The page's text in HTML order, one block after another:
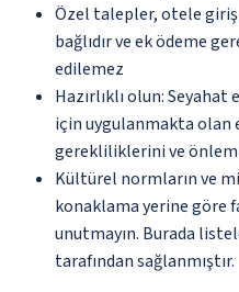
Özel talepler, otele giriş
bağlıdır ve ek ödeme
edilemez
Hazırlıklı olun:
için uygulanmakta olan
gerekliliklerini ve
Kültürel normların ve
konaklama yerine göre
unutmayın. Burada
tarafından sağlanmıştır.